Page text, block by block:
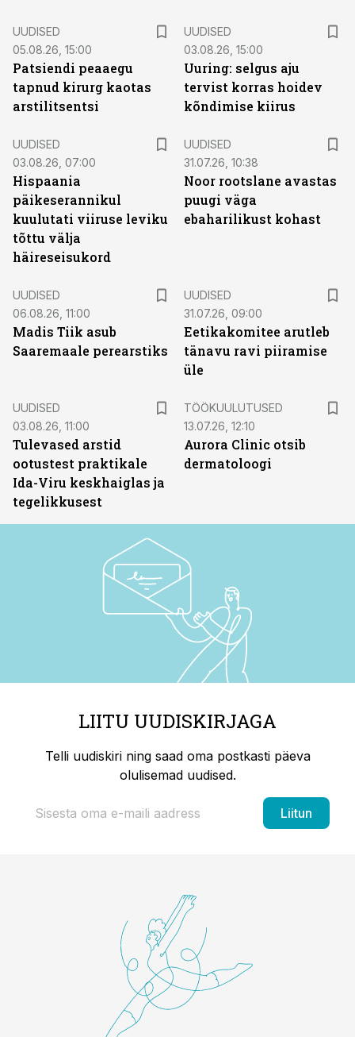
UUDISED
05.08.26, 15:00
Patsiendi peaaegu
tapnud kirurg kaotas
arstilitsentsi
UUDISED
03.08.26, 15:00
Uuring: selgus aju
tervist korras hoidev
kõndimise kiirus
UUDISED
03.08.26, 07:00
Hispaania
päikeserannikul
kuulutati viiruse leviku
tõttu välja
häireseisukord
UUDISED
31.07.26, 10:38
Noor rootslane avastas
puugi väga
ebaharilikust kohast
UUDISED
06.08.26, 11:00
Madis Tiik asub
Saaremaale perearstiks
UUDISED
31.07.26, 09:00
Eetikakomitee arutleb
tänavu ravi piiramise
üle
UUDISED
03.08.26, 11:00
Tulevased arstid
ootustest praktikale
Ida-Viru keskhaiglas ja
tegelikkusest
TÖÖKUULUTUSED
13.07.26, 12:10
Aurora Clinic otsib
dermatoloogi
LIITU UUDISKIRJAGA
Telli uudiskiri ning saad oma postkasti päeva
olulisemad uudised.
Liitun